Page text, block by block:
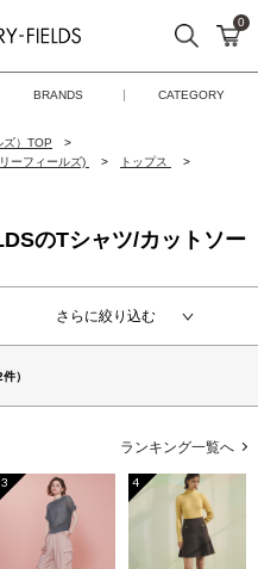
STRAWBERRY-FIELDS
検索 カ
0
BRANDS CATEGORY
ズ）TOP
ーフィールズ)
トップス
のTシャツ/カットソー
さらに絞り込む
件）
ランキング一覧へ
3 4